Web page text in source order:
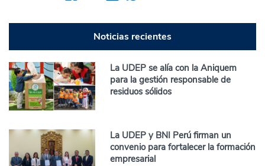
Noticias recientes
La UDEP se alía con la Aniquem
para la gestión responsable de
residuos sólidos
La UDEP y BNI Perú firman un
convenio para fortalecer la formación
empresarial